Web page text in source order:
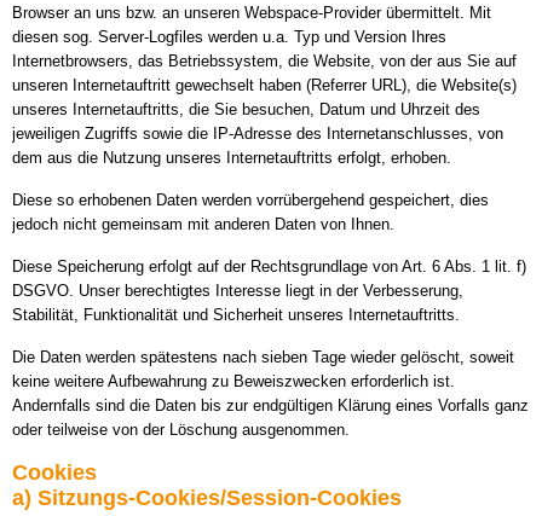
Browser an uns bzw. an unseren Webspace-Provider übermittelt. Mit
diesen sog. Server-Logfiles werden u.a. Typ und Version Ihres
Internetbrowsers, das Betriebssystem, die Website, von der aus Sie auf
unseren Internetauftritt gewechselt haben (Referrer URL), die Website(s)
unseres Internetauftritts, die Sie besuchen, Datum und Uhrzeit des
jeweiligen Zugriffs sowie die IP-Adresse des Internetanschlusses, von
dem aus die Nutzung unseres Internetauftritts erfolgt, erhoben.
Diese so erhobenen Daten werden vorrübergehend gespeichert, dies
jedoch nicht gemeinsam mit anderen Daten von Ihnen.
Diese Speicherung erfolgt auf der Rechtsgrundlage von Art. 6 Abs. 1 lit. f)
DSGVO. Unser berechtigtes Interesse liegt in der Verbesserung,
Stabilität, Funktionalität und Sicherheit unseres Internetauftritts.
Die Daten werden spätestens nach sieben Tage wieder gelöscht, soweit
keine weitere Aufbewahrung zu Beweiszwecken erforderlich ist.
Andernfalls sind die Daten bis zur endgültigen Klärung eines Vorfalls ganz
oder teilweise von der Löschung ausgenommen.
Cookies
a) Sitzungs-Cookies/Session-Cookies